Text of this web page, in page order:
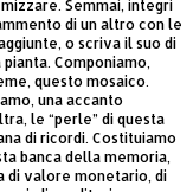
Semmai, integri
di un altro con le
o scriva il suo di
pianta. Componiamo,
questo mosaico.
una accanto
le “perle” di questa
di ricordi. Costituiamo
banca della memoria,
di valore monetario, di